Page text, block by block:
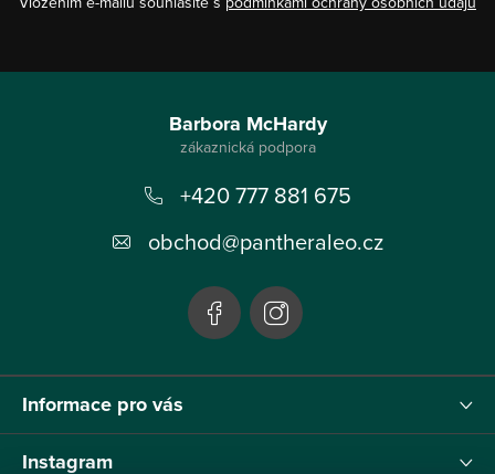
Informace pro vás
Instagram
Barbora McHardy
+420 777 881 675
obchod@pantheraleo.cz